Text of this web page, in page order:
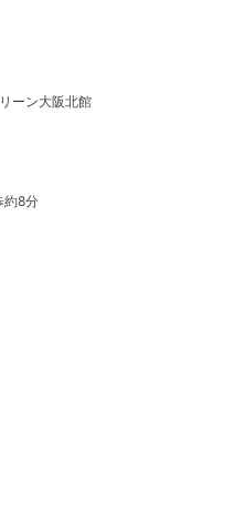
ーン大阪北館
約8分